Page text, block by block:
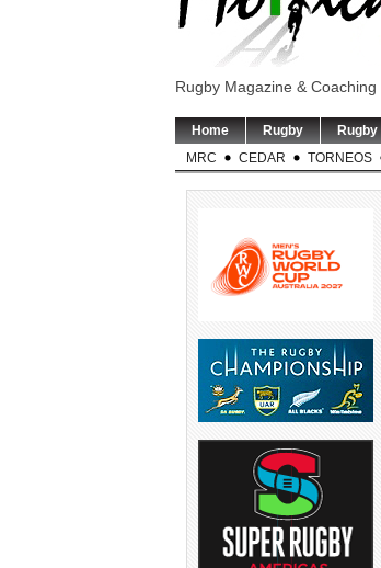
Rugby Magazine & Coaching
Home Rugby
MRC
CEDAR TORNEOS